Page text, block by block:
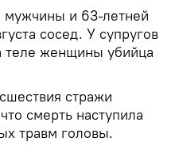
мужчины и 63-летней
сосед. У супругов
теле женщины убийца
стражи
смерть наступила
травм головы.